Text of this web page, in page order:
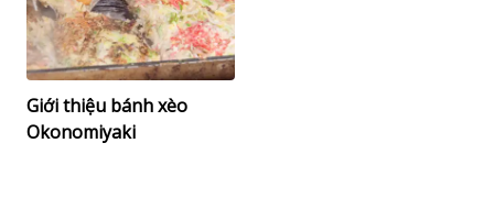
Giới thiệu bánh xèo
Okonomiyaki